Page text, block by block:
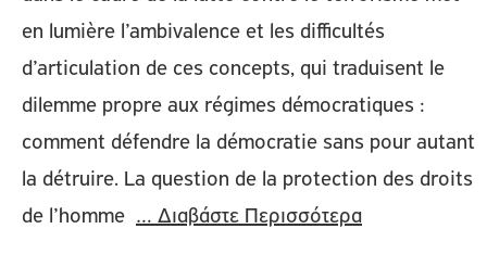
en lumière l’ambivalence et les difficultés
d’articulation de ces concepts, qui traduisent le
dilemme propre aux régimes démocratiques :
comment défendre la démocratie sans pour autant
la détruire. La question de la protection des droits
de l’homme … Διαβάστε Περισσότερα